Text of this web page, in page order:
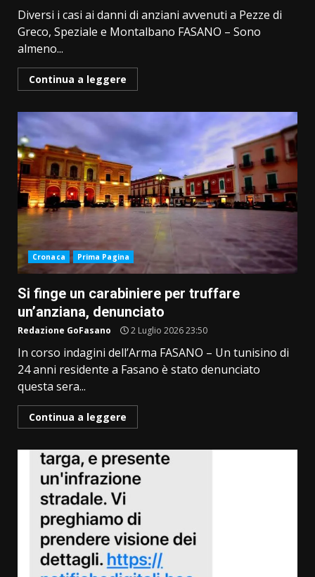
Diversi i casi ai danni di anziani avvenuti a Pezze di
Greco, Speziale e Montalbano FASANO – Sono
almeno...
Continua a leggere
Cronaca Prima Pagina
Si finge un carabiniere per truffare
un’anziana, denunciato
Redazione GoFasano 2 Luglio 2026 23:50
In corso indagini dell’Arma FASANO – Un tunisino di
24 anni residente a Fasano è stato denunciato
questa sera...
Continua a leggere